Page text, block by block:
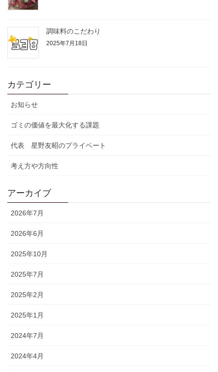
調味料のこだわり
2025年7月18日
カテゴリー
お知らせ
ゴミの価値を最大化する課題
代表 星野友昭のプライベート
考え方や方向性
アーカイブ
2026年7月
2026年6月
2025年10月
2025年7月
2025年2月
2025年1月
2024年7月
2024年4月